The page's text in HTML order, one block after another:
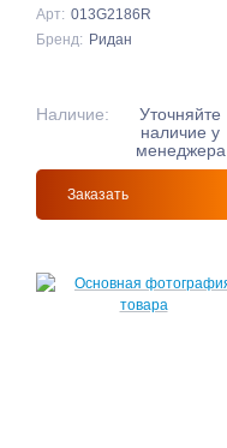
Арт: 013G2186R
Бренд: Ридан
Наличие:
Уточняйте
наличие у
менеджера
Заказать